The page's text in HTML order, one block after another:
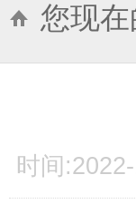
您现在
时间